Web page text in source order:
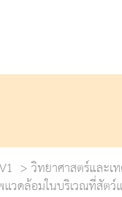
วิทยาศาสตร์และเ
วดล้อมในบริเวณที่สัต